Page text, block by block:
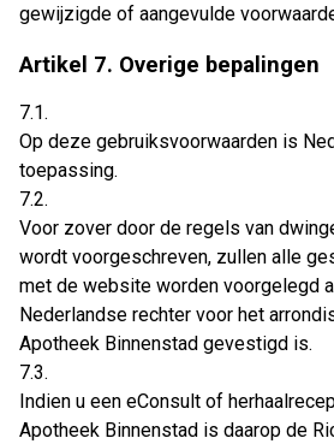
gewijzigde of aangevulde
Artikel 7. Overige bepalingen
7.1.
Op deze gebruiksvoorwaarden is
toepassing.
7.2.
Voor zover door de regels van
wordt voorgeschreven, zullen alle
met de website worden voorgelegd
Nederlandse rechter voor het
Apotheek Binnenstad gevestigd is.
7.3.
Indien u een eConsult of
Apotheek Binnenstad is daarop de